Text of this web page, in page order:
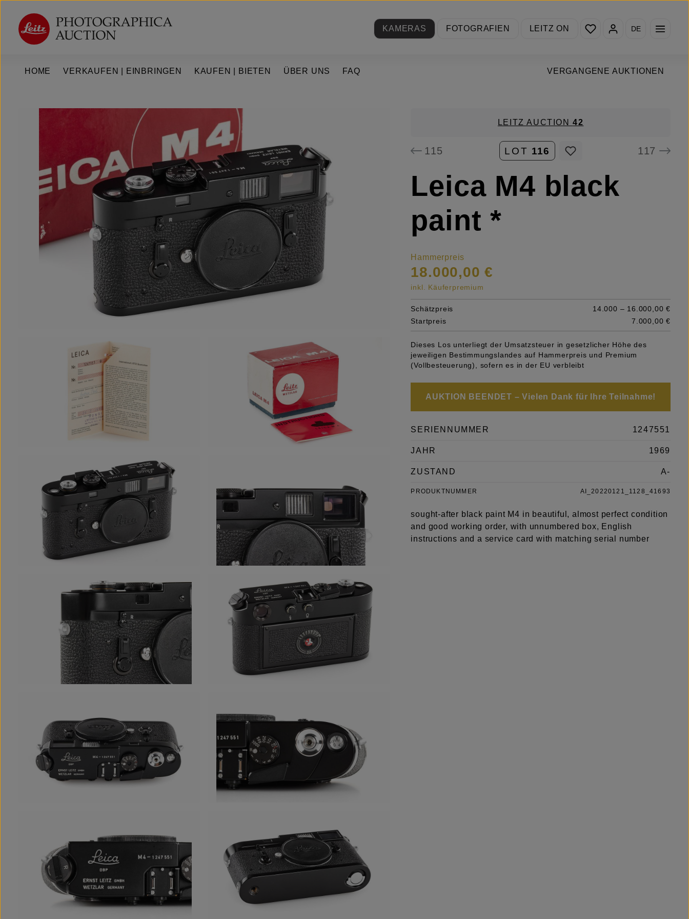
Hauptinhalt springen
Zur Hauptnavigation springen
KAMERAS
FOTOGRAFIEN LEITZ ON
Du hast 0 Produkte auf
DE
HOME VERGANGENE AUKTIONEN
VERKAUFEN | EINBRINGEN KAUFEN | BIETEN ÜBER UNS FAQ
LEITZ AUCTION42
115 LOT 116 117
Leica M4 black
paint *
Hammerpreis
18.000,00 €
inkl. Käuferpremium
Schätzpreis
14.000 – 16.000,00 €
Startpreis
7.000,00 €
Dieses Los unterliegt der Umsatzsteuer in gesetzlicher Höhe des
jeweiligen Bestimmungslandes auf Hammerpreis und Premium
(Vollbesteuerung), sofern es in der EU verbleibt
AUKTION BEENDET – Vielen Dank für Ihre Teilnahme!
SERIENNUMMER 1247551
JAHR 1969
ZUSTAND A-
PRODUKTNUMMER AI_20220121_1128_41693
sought-after black paint M4 in beautiful, almost perfect condition
and good working order, with unnumbered box, English
instructions and a service card with matching serial number